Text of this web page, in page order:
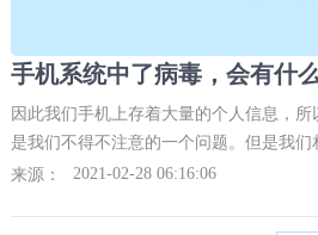
手机系统中了病毒，会有什
因此我们手机上存着大量的个人信息，
是我们不得不注意的一个问题。但是我
机系统中了病毒，但理解和判断不是那么
来源： 2021-02-28 06:16:06